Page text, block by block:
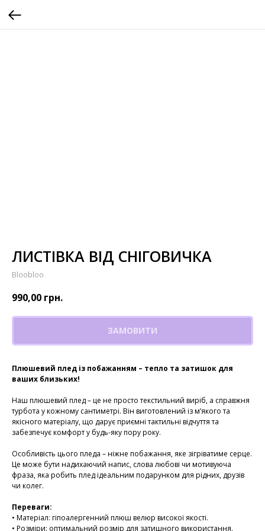
ЛИСТІВКА ВІД СНІГОВИЧКА
Bloobloo
990,00 грн.
ЗАМОВИТИ
Плюшевий плед із побажанням – тепло та затишок для
ваших близьких!
Наш плюшевий плед – це не просто текстильний виріб, а справжня
турбота у кожному сантиметрі. Він виготовлений із м’якого та
якісного матеріалу, що дарує приємні тактильні відчуття та
забезпечує комфорт у будь-яку пору року.
Особливість цього пледа – ніжне побажання, яке зігріватиме серце.
Це може бути надихаючий напис, слова любові чи мотивуюча
фраза, яка робить плед ідеальним подарунком для рідних, друзів
чи колег.
Переваги:
• Матеріал: гіпоалергенний плюш велюр високої якості.
• Розміри: оптимальний розмір для затишного використання.